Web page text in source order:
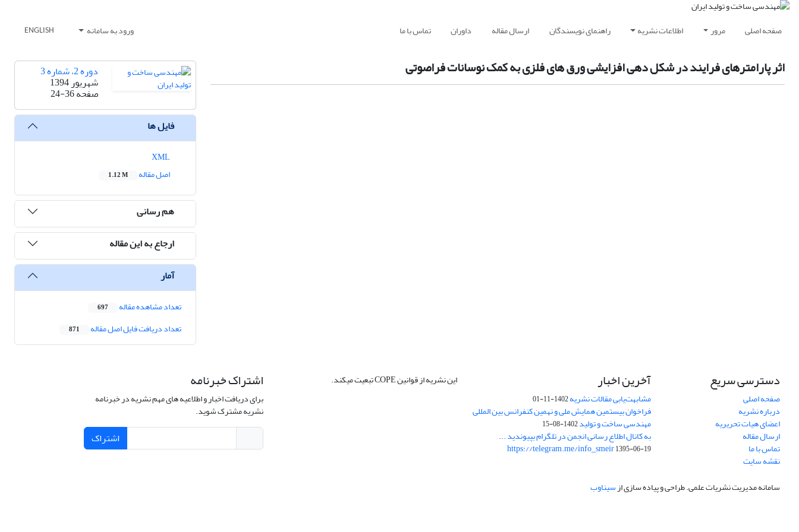
صفحه اصلی مرور اطلاعات نشریه راهنمای نویسندگان ارسال مقاله داوران تماس با ما ورود به سامانه ENGLISH
اثر پارامترهای فرایند در شکل دهی افزایشی ورق های فلزی به کمک نوسانات فراصوتی دوره 2، شماره 3
شهریور 1394
صفحه24-36
فایل ها
اصل مقاله
1.12 M
هم رسانی
ارجاع به این مقاله
آمار
تعداد مشاهده مقاله 697
تعداد دریافت فایل اصل مقاله 871
دسترسی سریع
صفحه اصلی
درباره نشریه
اعضای هیات تحریریه
ارسال مقاله
تماس با ما
نقشه سایت
آخرین اخبار
مشابهت‌یابی مقالات نشریه1402-11-01
فراخوان بیستمین همایش ملی و نهمین کنفرانس بین المللی
مهندسی ساخت و تولید1402-08-15
به کانال اطلاع رسانی انجمن در تلگرام بپیوندید ...
https://telegram.me/info_smeir1395-06-19
این نشریه از قوانین COPE تبعیت میکند. اشتراک خبرنامه
برای دریافت اخبار و اطلاعیه های مهم نشریه در خبرنامه
نشریه مشترک شوید.
اشتراک
سامانه مدیریت نشریات علمی.طراحی و پیاده سازی ازسیناوب